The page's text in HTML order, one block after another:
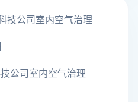
技公司室内空气治理